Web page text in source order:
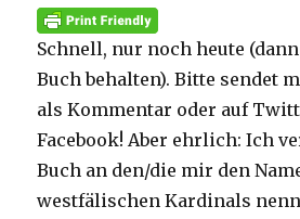
Schnell, nur noch heute
Buch behalten). Bitte sendet
als Kommentar oder auf
Facebook! Aber ehrlich: Ich
Buch an den/die mir den
westfälischen Kardinals